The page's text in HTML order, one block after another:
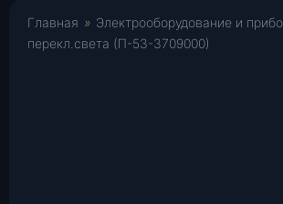
Главная » Электрооборудование и
перекл.света (П-53-3709000)